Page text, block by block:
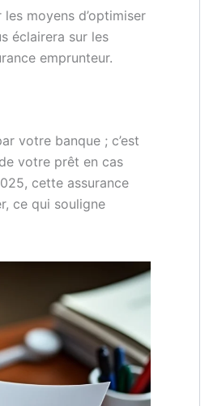
moyens d’optimiser
éclairera sur les
emprunteur.
votre banque ; c’est
votre prêt en cas
cette assurance
ce qui souligne